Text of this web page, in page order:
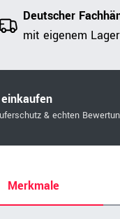
Deutscher
mit eigenem Lager
& echten
Merkmale